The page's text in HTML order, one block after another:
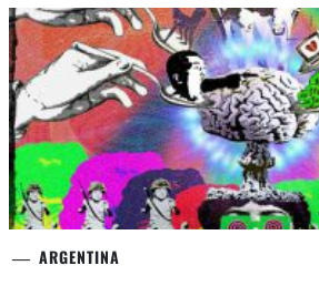
ARGENTINA